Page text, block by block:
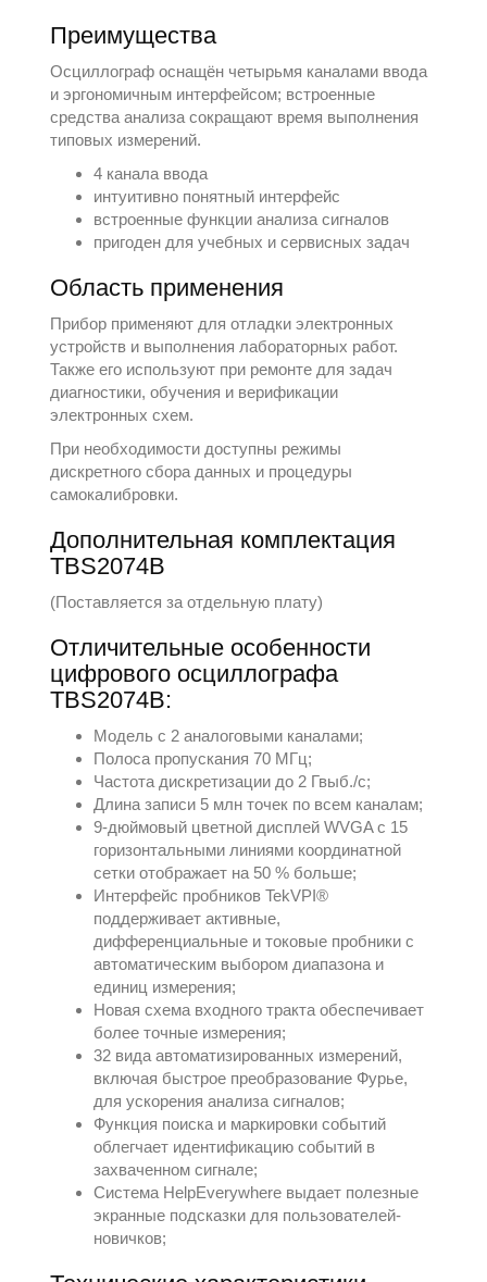
Преимущества
Осциллограф оснащён четырьмя каналами ввода
и эргономичным интерфейсом; встроенные
средства анализа сокращают время выполнения
типовых измерений.
4 канала ввода
интуитивно понятный интерфейс
встроенные функции анализа сигналов
пригоден для учебных и сервисных задач
Область применения
Прибор применяют для отладки электронных
устройств и выполнения лабораторных работ.
Также его используют при ремонте для задач
диагностики, обучения и верификации
электронных схем.
При необходимости доступны режимы
дискретного сбора данных и процедуры
самокалибровки.
Дополнительная комплектация
TBS2074B
(Поставляется за отдельную плату)
Отличительные особенности
цифрового осциллографа
TBS2074B:
Модель с 2 аналоговыми каналами;
Полоса пропускания 70 МГц;
Частота дискретизации до 2 Гвыб./с;
Длина записи 5 млн точек по всем каналам;
9-дюймовый цветной дисплей WVGA с 15
горизонтальными линиями координатной
сетки отображает на 50 % больше;
Интерфейс пробников TekVPI®
поддерживает активные,
дифференциальные и токовые пробники с
автоматическим выбором диапазона и
единиц измерения;
Новая схема входного тракта обеспечивает
более точные измерения;
32 вида автоматизированных измерений,
включая быстрое преобразование Фурье,
для ускорения анализа сигналов;
Функция поиска и маркировки событий
облегчает идентификацию событий в
захваченном сигнале;
Система HelpEverywhere выдает полезные
экранные подсказки для пользователей-
новичков;